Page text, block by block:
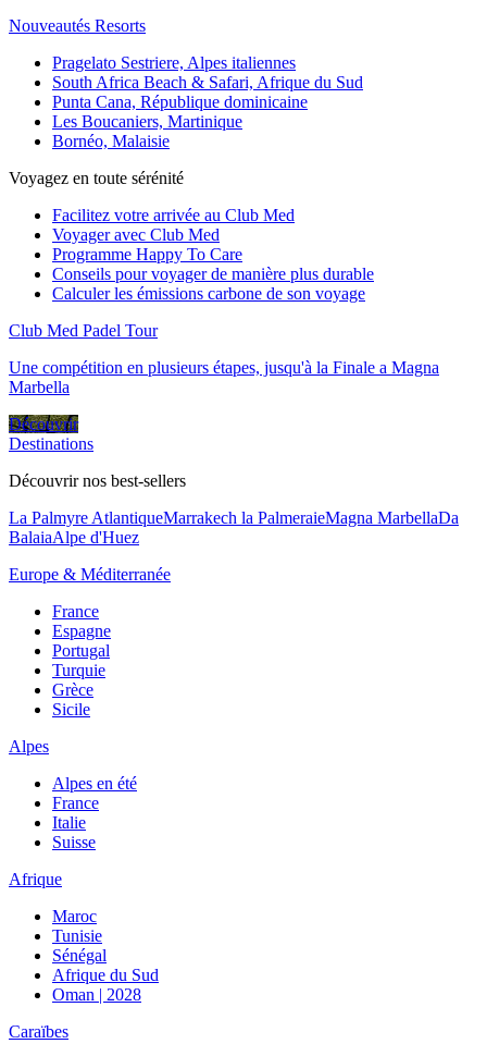
Nouveautés Resorts
Pragelato Sestriere, Alpes italiennes
South Africa Beach & Safari, Afrique du Sud
Punta Cana, République dominicaine
Les Boucaniers, Martinique
Bornéo, Malaisie
Voyagez en toute sérénité
Facilitez votre arrivée au Club Med
Voyager avec Club Med
Programme Happy To Care
Conseils pour voyager de manière plus durable
Calculer les émissions carbone de son voyage
Club Med Padel Tour
Une compétition en plusieurs étapes, jusqu'à la Finale a Magna
Marbella
Découvrir
Destinations
Découvrir nos best-sellers
La Palmyre AtlantiqueMarrakech la PalmeraieMagna MarbellaDa
BalaiaAlpe d'Huez
Europe & Méditerranée
France
Espagne
Portugal
Turquie
Grèce
Sicile
Alpes
Alpes en été
France
Italie
Suisse
Afrique
Maroc
Tunisie
Sénégal
Afrique du Sud
Oman | 2028
Caraïbes